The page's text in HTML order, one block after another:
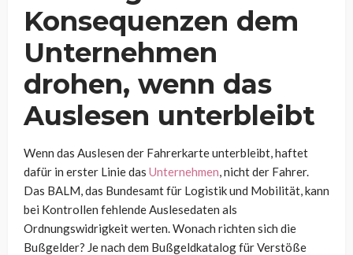
Konsequenzen dem
Unternehmen
drohen, wenn das
Auslesen unterbleibt
Wenn das Auslesen der Fahrerkarte unterbleibt, haftet
dafür in erster Linie das Unternehmen, nicht der Fahrer.
Das BALM, das Bundesamt für Logistik und Mobilität, kann
bei Kontrollen fehlende Auslesedaten als
Ordnungswidrigkeit werten. Wonach richten sich die
Bußgelder? Je nach dem Bußgeldkatalog für Verstöße